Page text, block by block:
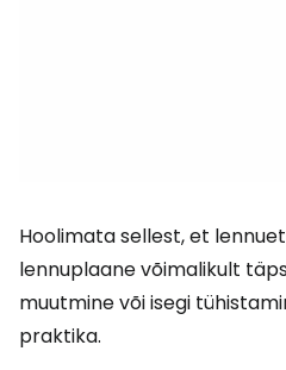
Hoolimata sellest, et
lennuplaane võimalikult
muutmine või isegi
praktika.